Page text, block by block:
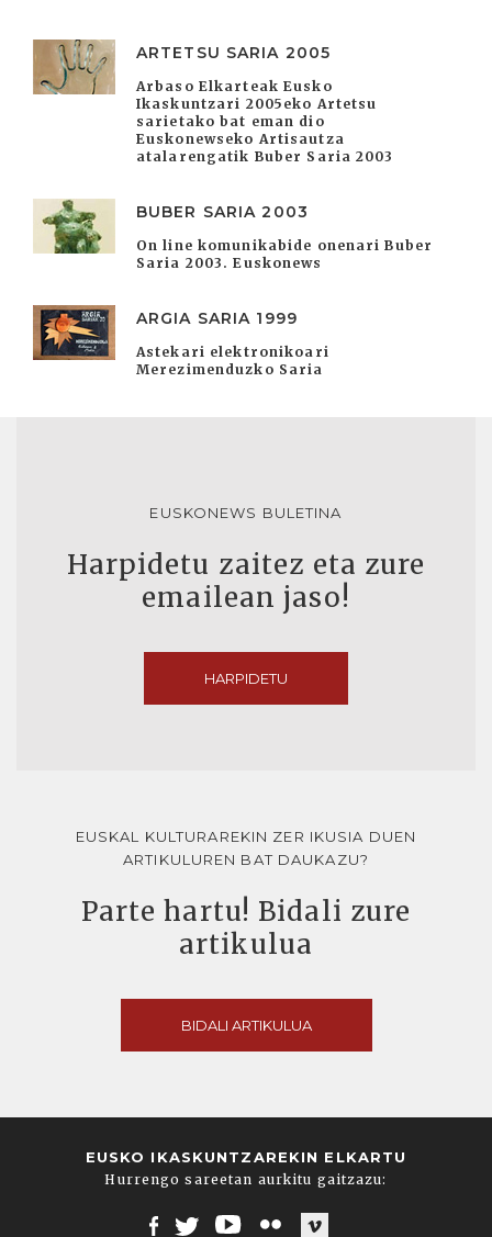
ARTETSU SARIA 2005
Arbaso Elkarteak Eusko
Ikaskuntzari 2005eko Artetsu
sarietako bat eman dio
Euskonewseko Artisautza
atalarengatik Buber Saria 2003
BUBER SARIA 2003
On line komunikabide onenari Buber
Saria 2003. Euskonews
ARGIA SARIA 1999
Astekari elektronikoari
Merezimenduzko Saria
EUSKONEWS BULETINA
Harpidetu zaitez eta zure
emailean jaso!
HARPIDETU
EUSKAL KULTURAREKIN ZER IKUSIA DUEN
ARTIKULUREN BAT DAUKAZU?
Parte hartu! Bidali zure
artikulua
BIDALI ARTIKULUA
EUSKO IKASKUNTZAREKIN ELKARTU
Hurrengo sareetan aurkitu gaitzazu: